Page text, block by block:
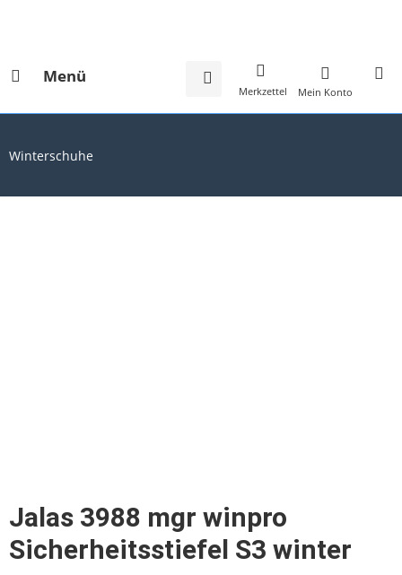
Menü
Merkzettel Mein Konto
Winterschuhe
Jalas 3988 mgr winpro
Sicherheitsstiefel S3 winter